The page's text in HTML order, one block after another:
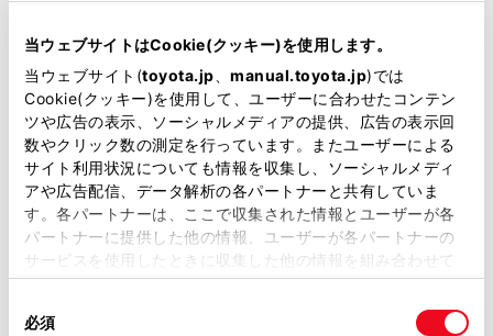
当ウェブサイトはCookie(クッキー)を使用します。
当ウェブサイト(toyota.jp manual.toyota.jp)では
Cookie(クッキー)を使用して、ユーザーに合わせたコンテン
ツや広告の表示、ソーシャルメディアの提供、広告の表示回
数やクリック数の測定を行っています。またユーザーによる
サイト利用状況についても情報を収集し、ソーシャルメディ
アや広告配信、データ解析の各パートナーと共有していま
す。各パートナーは、ここで収集された情報とユーザーが各
パートナーに提供した他の情報、ユーザーが各パートナーの
サービスを使用したときに収集した他の情報を組み合わせて
使用することがあります。当ウェブサイトの使用を続行する
必須
必須 郵便番号
住所自動入力
必須 都道府県